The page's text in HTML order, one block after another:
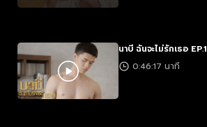
นาบี ฉันจะไม่รักเธอ EP.1
0:46:17 นาที